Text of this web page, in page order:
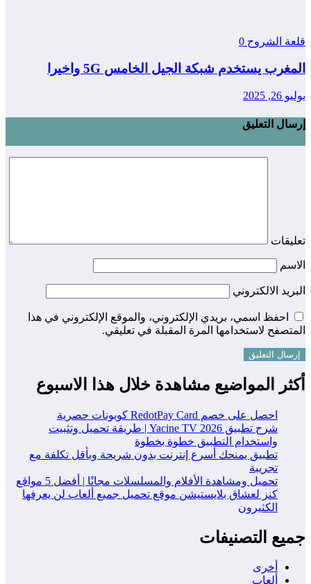
قلعة الشروح 0
المغرب يستخدم شبكة الجيل الخامس 5G واخيرا
يوليو 26, 2025
إرسال التعليق
تعليقات
الاسم
البريد الالكتروني
احفظ اسمي، بريدي الإلكتروني، والموقع الإلكتروني في هذا
المتصفح لاستخدامها المرة المقبلة في تعليقي.
أكثر المواضيع مشاهدة خلال هذا الاسبوع
احصل على خصم RedotPay Card كوبونات حصرية
شرح تطبيق Yacine TV 2026 | طريقة تحميل وتثبيت
واستخدام التطبيق خطوة بخطوة
تطبيق يمنحك أسرع إنترنت بدون شريحة وبأقل تكلفة مع
تجريبة
تحميل ومشاهدة الأفلام والمسلسلات مجانًا | أفضل 5 مواقع
كنز لعشاق بلايستيشن موقع تحميل جميع ألعاب لن يعرفها
الكثيرون
جميع التصنيفات
أخرى
ألعاب